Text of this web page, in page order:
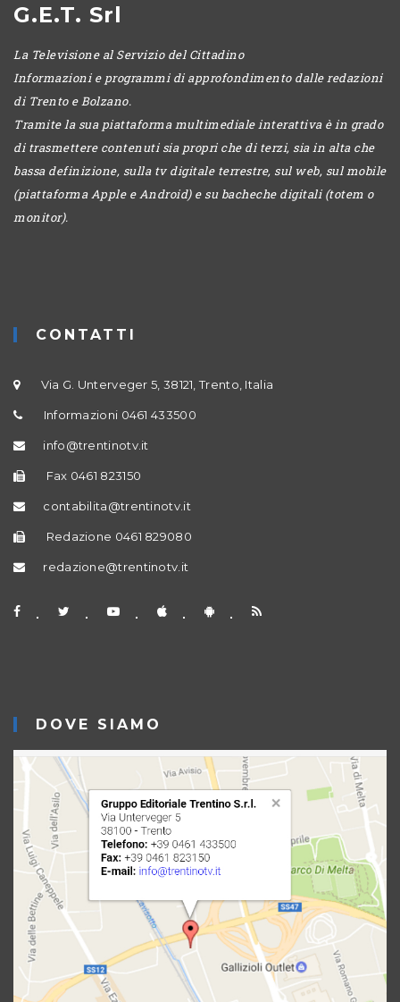
G.E.T. Srl
La Televisione al Servizio del Cittadino
Informazioni e programmi di approfondimento dalle redazioni
di Trento e Bolzano.
Tramite la sua piattaforma multimediale interattiva è in grado
di trasmettere contenuti sia propri che di terzi, sia in alta che
bassa definizione, sulla tv digitale terrestre, sul web, sul mobile
(piattaforma Apple e Android) e su bacheche digitali (totem o
monitor).
CONTATTI
Via G. Unterveger 5, 38121, Trento, Italia
Informazioni 0461 433500
info@trentinotv.it
Fax 0461 823150
contabilita@trentinotv.it
Redazione 0461 829080
redazione@trentinotv.it
DOVE SIAMO